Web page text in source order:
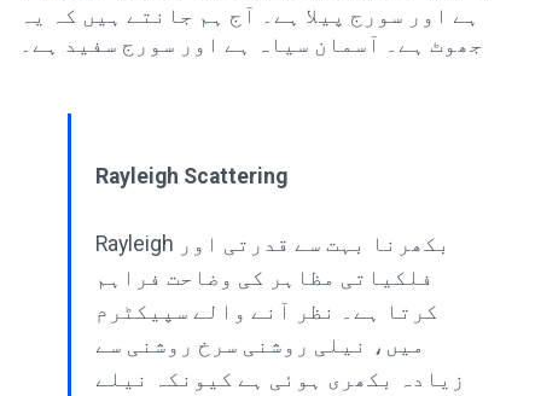
ہے اور سورج پیلا ہے۔ آج ہم جانتے ہیں کہ یہ
جھوٹ ہے۔ آسمان سیاہ ہے اور سورج سفید ہے۔
Rayleigh Scattering
Rayleigh بکھرنا بہت سے قدرتی اور
فلکیاتی مظاہر کی وضاحت فراہم
کرتا ہے۔ نظر آنے والے سپیکٹرم
میں، نیلی روشنی سرخ روشنی سے
زیادہ بکھری ہوئی ہے کیونکہ نیلے